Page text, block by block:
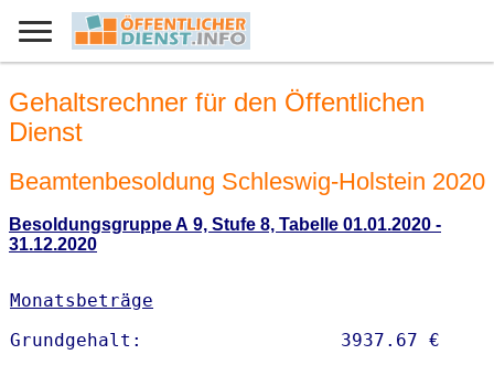
Gehaltsrechner für den Öffentlichen
Dienst
Beamtenbesoldung Schleswig-Holstein 2020
Besoldungsgruppe A 9, Stufe 8, Tabelle 01.01.2020 -
31.12.2020
Monatsbeträge